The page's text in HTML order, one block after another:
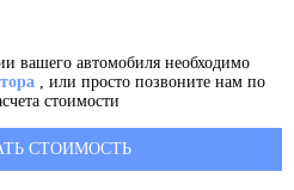
вашего автомобиля необходимо
, или просто позвоните нам по
стоимости
СТОИМОСТЬ